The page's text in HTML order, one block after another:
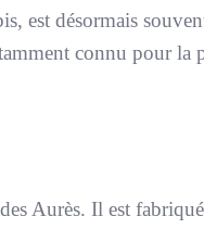
est désormais
connu pour la
Aurès. Il est